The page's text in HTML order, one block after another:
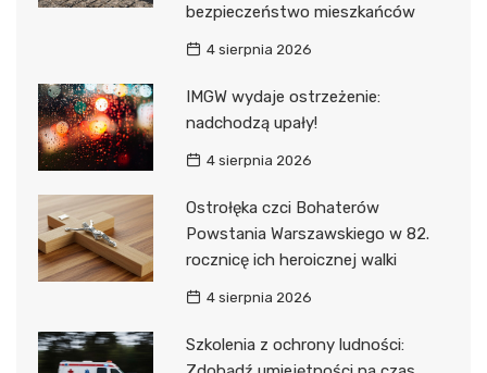
bezpieczeństwo mieszkańców
4 sierpnia 2026
IMGW wydaje ostrzeżenie:
nadchodzą upały!
4 sierpnia 2026
Ostrołęka czci Bohaterów
Powstania Warszawskiego w 82.
rocznicę ich heroicznej walki
4 sierpnia 2026
Szkolenia z ochrony ludności: